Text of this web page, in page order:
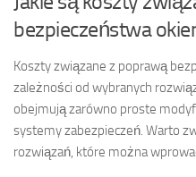
bezpieczeństwa
Koszty związane z poprawą
zależności od wybranych
obejmują zarówno proste
systemy zabezpieczeń. Warto
rozwiązań, które można